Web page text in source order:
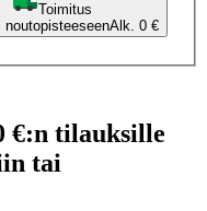
Toimitus
noutopisteeseenAlk. 0 €
€:n tilauksille
tai